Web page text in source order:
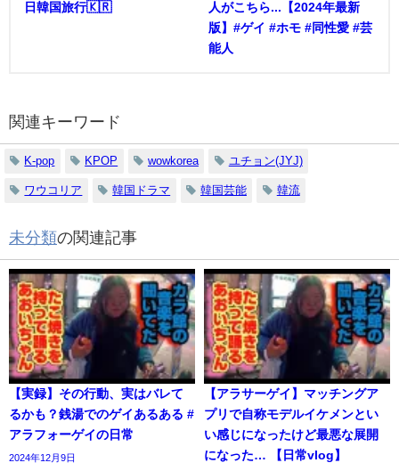
日韓国旅行🇰🇷
人がこちら...【2024年最新
版】#ゲイ #ホモ #同性愛 #芸
能人
関連キーワード
K-pop KPOP wowkorea ユチョン(JYJ)
ワウコリア 韓国ドラマ 韓国芸能 韓流
未分類の関連記事
【実録】その行動、実はバレて
るかも？銭湯でのゲイあるある #
アラフォーゲイの日常
2024年12月9日
【アラサーゲイ】マッチングア
プリで自称モデルイケメンとい
い感じになったけど最悪な展開
になった… 【日常vlog】